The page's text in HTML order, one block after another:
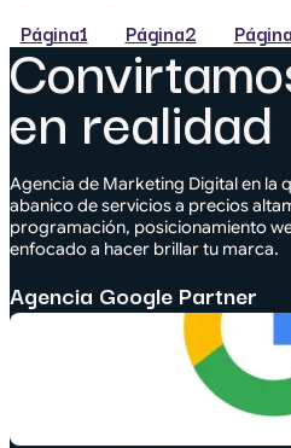
Página1 Página2 Página
en realidad
Agencia de Marketing Digital en la
abanico de servicios a precios
programación, posicionamiento
enfocado a hacer brillar tu marca.
Agencia Google Partner